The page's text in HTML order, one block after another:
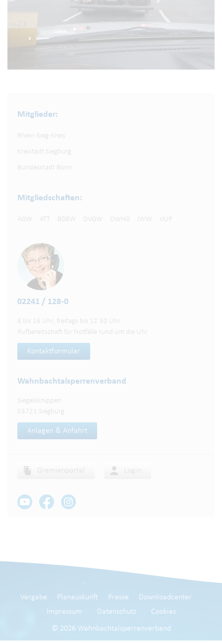
Mitglieder:
Rhein-Sieg-Kreis
Kreistadt Siegburg
Bundesstadt Bonn
Mitgliedschaften:
AGW ATT BDEW DVGW DWHG IWW VUP
02241 / 128-0
8 bis 16 Uhr, freitags bis 12:30 Uhr
Rufbereitschaft für Notfälle rund um die Uhr
Kontaktformular
Wahnbachtalsperren­verband
Siegelsknippen
53721 Siegburg
Anlagen & Anfahrt
Gremienportal Login
Vergabe Planauskunft Presse
Downloadcenter
Impressum
Datenschutz Cookies
© 2026 Wahnbachtalsperrenverband